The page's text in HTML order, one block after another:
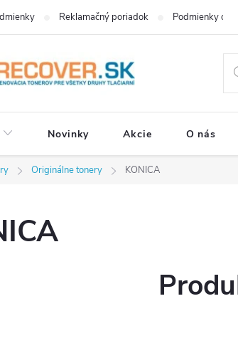
Reklamačný poriadok Podmienky
Novinky Akcie O nás
Originálne tonery KONICA